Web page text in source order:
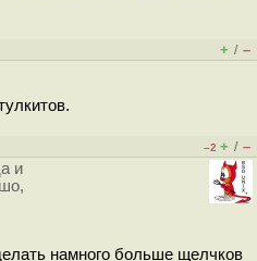
+ / –
–2 + / –
и
намного больше щелчков